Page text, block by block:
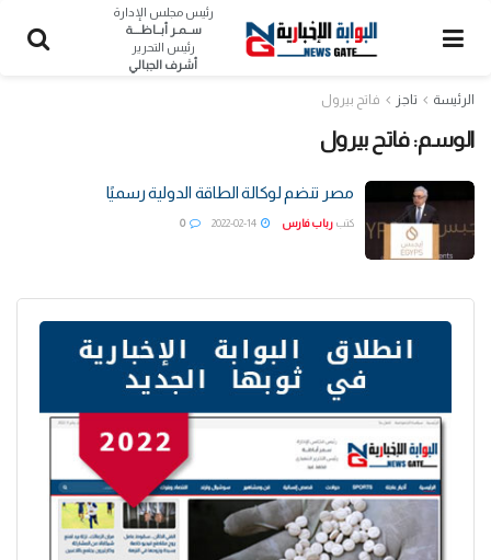
رئيس مجلس الإدارة
ســمـر أبــاظــــة
رئيس التحرير
أشرف الجبالي
الرئيسة تاجز فاتح بيرول
الوسم:فاتح بيرول
مصر تنضم لوكالة الطاقة الدولية رسميًا
كتب رباب فارس 0